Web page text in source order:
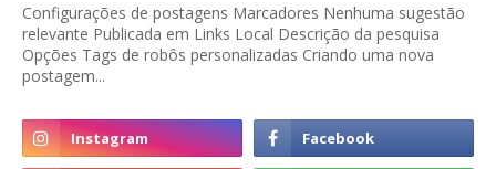
Configurações de postagens Marcadores Nenhuma sugestão
relevante Publicada em Links Local Descrição da pesquisa
Opções Tags de robôs personalizadas Criando uma nova
postagem...